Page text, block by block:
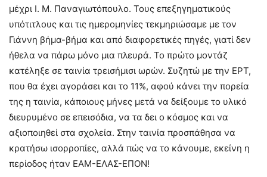
μέχρι Ι. Μ. Παναγιωτόπουλο. Τους επεξηγηματικούς
υπότιτλους και τις ημερομηνίες τεκμηριώσαμε με τον
Γιάννη βήμα-βήμα και από διαφορετικές πηγές, γιατί δεν
ήθελα να πάρω μόνο μια πλευρά. Το πρώτο μοντάζ
κατέληξε σε ταινία τρεισήμισι ωρών. Συζητώ με την ΕΡΤ,
που θα έχει αγοράσει και το 11%, αφού κάνει την πορεία
της η ταινία, κάποιους μήνες μετά να δείξουμε το υλικό
διευρυμένο σε επεισόδια, να τα δει ο κόσμος και να
αξιοποιηθεί στα σχολεία. Στην ταινία προσπάθησα να
κρατήσω ισορροπίες, αλλά πώς να το κάνουμε, εκείνη η
περίοδος ήταν ΕΑΜ-ΕΛΑΣ-ΕΠΟΝ!